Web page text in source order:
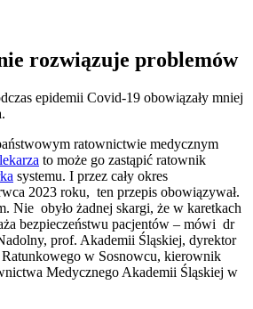
rozwiązuje problemów
epidemii Covid-19 obowiązały mniej
ratownictwie medycznym
lekarza to może go zastąpić ratownik
systemu. I przez cały okres
2023 roku, ten przepis obowiązywał.
Nie obyło żadnej skargi, że w karetkach
bezpieczeństwu pacjentów – mówi dr
prof. Akademii Śląskiej, dyrektor
w Sosnowcu, kierownik
Medycznego Akademii Śląskiej w